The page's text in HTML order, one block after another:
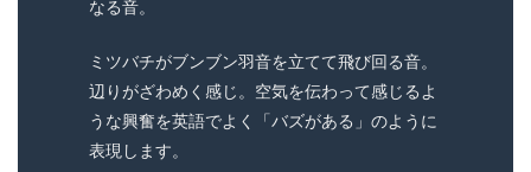
なる音。
ミツバチがブンブン羽音を立てて飛び回る音。
辺りがざわめく感じ。空気を伝わって感じるよ
うな興奮を英語でよく「バズがある」のように
表現します。